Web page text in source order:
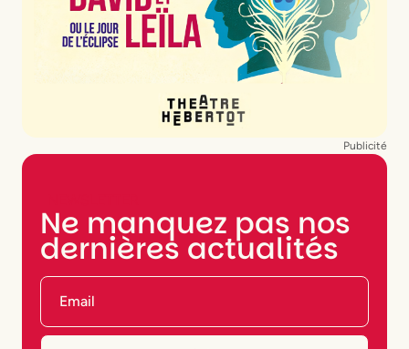
Publicité
Ne manquez pas nos
dernières actualités